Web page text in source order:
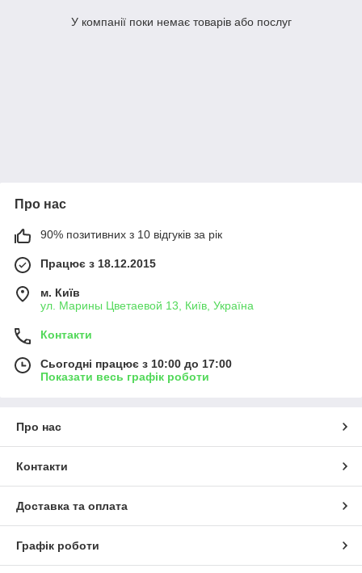
У компанії поки немає товарів або послуг
Про нас
90% позитивних з 10 відгуків за рік
Працює з 18.12.2015
м. Київ
ул. Марины Цветаевой 13, Київ, Україна
Контакти
Сьогодні працює з 10:00 до 17:00
Показати весь графік роботи
Про нас
Контакти
Доставка та оплата
Графік роботи